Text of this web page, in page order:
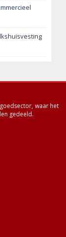
waar het
gedeeld.